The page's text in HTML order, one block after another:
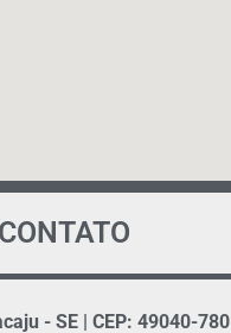
- SE | CEP: 49040-780